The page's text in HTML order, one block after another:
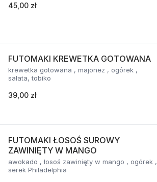
45,00 zł
FUTOMAKI KREWETKA GOTOWANA
krewetka gotowana , majonez , ogórek ,
sałata, tobiko
39,00 zł
FUTOMAKI ŁOSOŚ SUROWY
ZAWINIĘTY W MANGO
awokado , łosoś zawinięty w mango , ogórek ,
serek Philadelphia